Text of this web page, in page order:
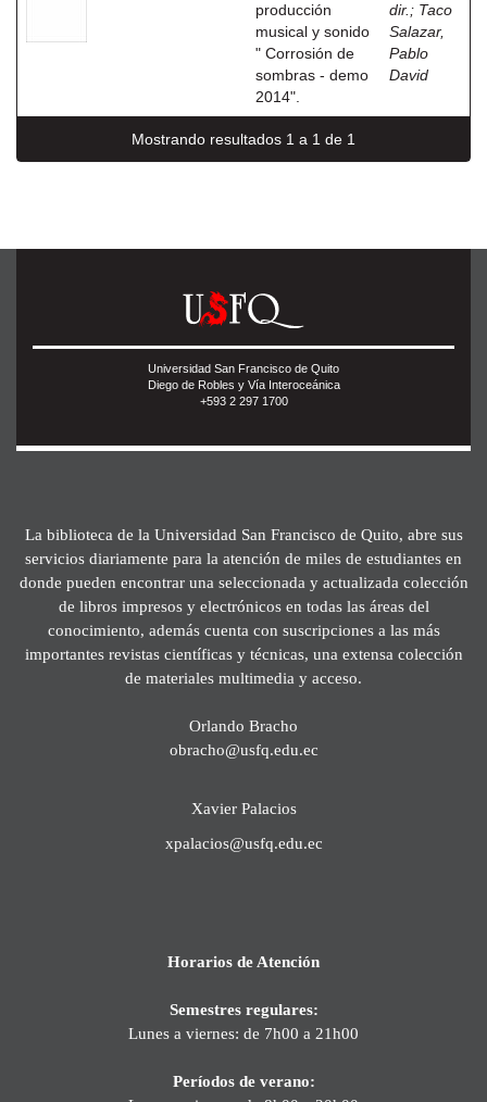
producción
musical y sonido
" Corrosión de
sombras - demo
2014".
dir. ; Taco
Salazar,
Pablo
David
Mostrando resultados 1 a 1 de 1
Universidad San Francisco de Quito
Diego de Robles y Vía Interoceánica
+593 2 297 1700
La biblioteca de la Universidad San Francisco de Quito, abre sus
servicios diariamente para la atención de miles de estudiantes en
donde pueden encontrar una seleccionada y actualizada colección
de libros impresos y electrónicos en todas las áreas del
conocimiento, además cuenta con suscripciones a las más
importantes revistas científicas y técnicas, una extensa colección
de materiales multimedia y acceso.
Orlando Bracho
obracho@usfq.edu.ec
Xavier Palacios
xpalacios@usfq.edu.ec
Horarios de Atención
Semestres regulares:
Lunes a viernes: de 7h00 a 21h00
Períodos de verano: